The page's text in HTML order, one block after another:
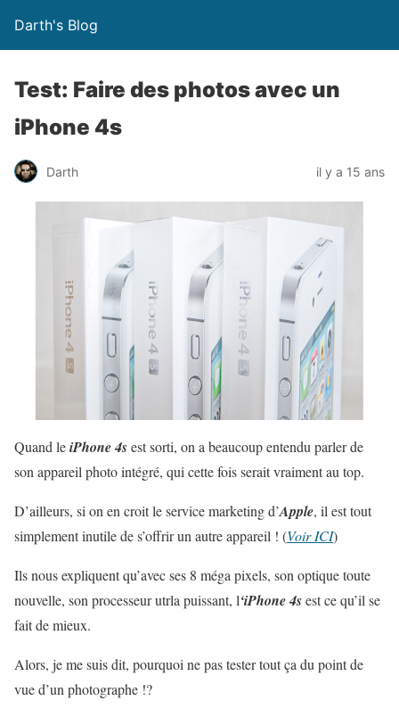
Darth's Blog
Test: Faire des photos avec un
iPhone 4s
Darth il y a 15 ans
Quand leiPhone 4sest sorti, on a beaucoup entendu parler de
son appareil photo intégré, qui cette fois serait vraiment au top.
D’ailleurs, si on en croit le service marketing d’Apple, il est tout
simplement inutile de s’offrir un autre appareil ! (Voir ICI)
Ils nous expliquent qu’avec ses 8 méga pixels, son optique toute
nouvelle, son processeur utrla puissant, l‘iPhone 4sest ce qu’il se
fait de mieux.
Alors, je me suis dit, pourquoi ne pas tester tout ça du point de
vue d’un photographe !?